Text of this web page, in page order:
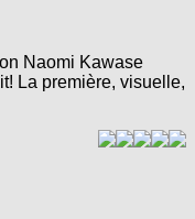
Naomi Kawase
La première, visuelle,